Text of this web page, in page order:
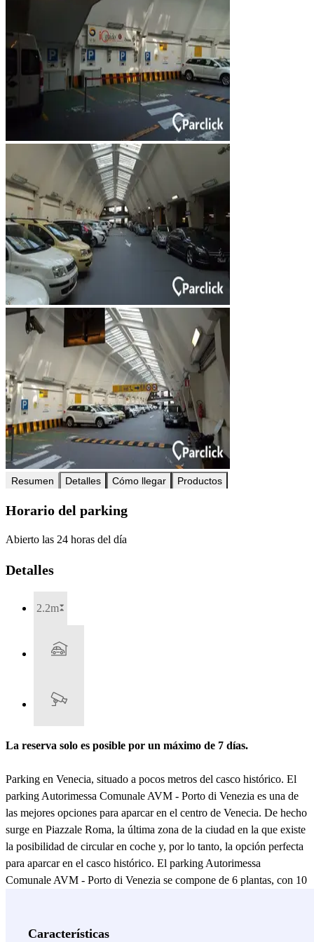
Resumen Detalles Cómo llegar Productos
Horario del parking
Abierto las 24 horas del día
Detalles
2.2m
La reserva solo es posible por un máximo de 7 días.
Parking en Venecia, situado a pocos metros del casco histórico. El
parking Autorimessa Comunale AVM - Porto di Venezia es una de
las mejores opciones para aparcar en el centro de Venecia. De hecho
surge en Piazzale Roma, la última zona de la ciudad en la que existe
la posibilidad de circular en coche y, por lo tanto, la opción perfecta
para aparcar en el casco histórico. El parking Autorimessa
Comunale AVM - Porto di Venezia se compone de 6 plantas, con 10
parking más grande de Piazzale Roma. El aparcamiento tiene plazas
Características